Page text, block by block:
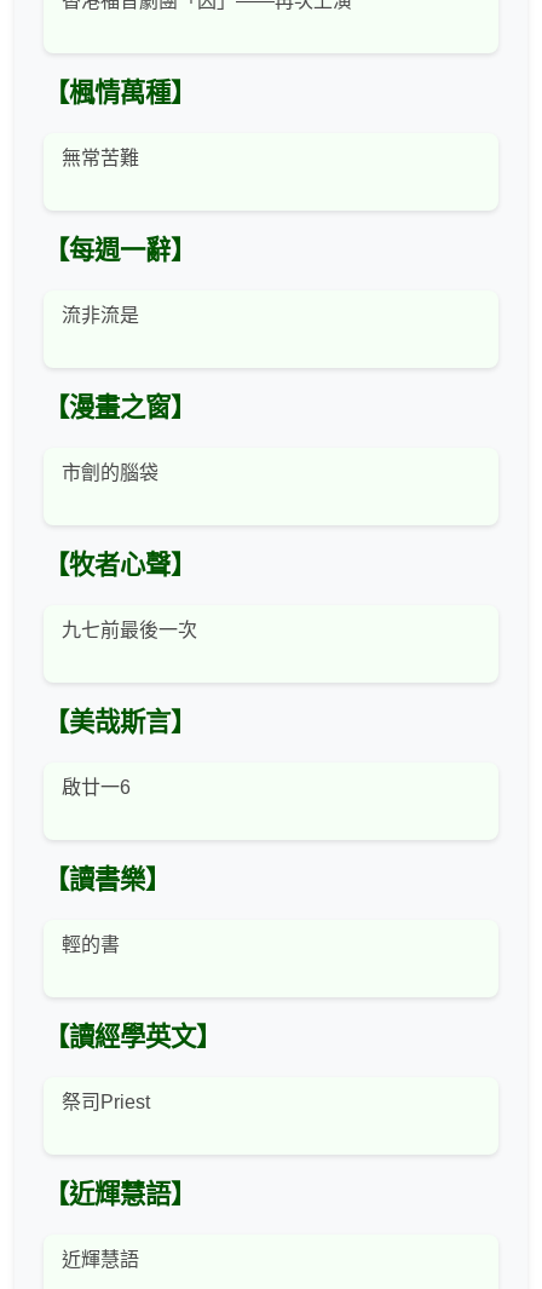
【楓情萬種】
無常苦難
【每週一辭】
流非流是
【漫畫之窗】
市劊的腦袋
【牧者心聲】
九七前最後一次
【美哉斯言】
啟廿一6
【讀書樂】
輕的書
【讀經學英文】
祭司Priest
【近輝慧語】
近輝慧語